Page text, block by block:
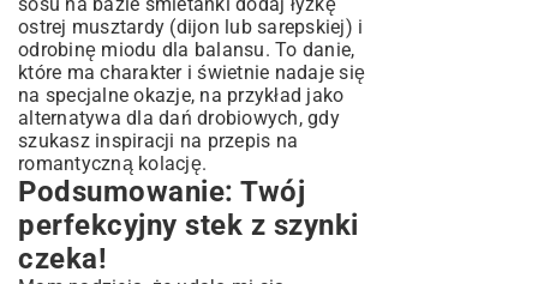
ostrej musztardy (dijon lub sarepskiej) i
odrobinę miodu dla balansu. To danie,
które ma charakter i świetnie nadaje się
na specjalne okazje, na przykład jako
alternatywa dla dań drobiowych, gdy
szukasz inspiracji na przepis na
romantyczną kolację.
Podsumowanie: Twój
perfekcyjny stek z szynki
czeka!